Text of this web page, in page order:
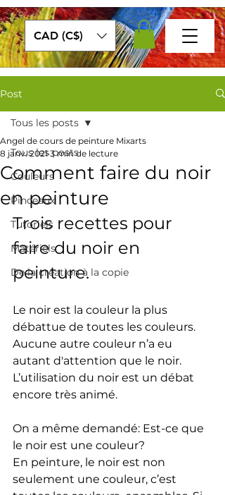
CAD (C$)
Post
Tous les posts
Couleurs
Pinceaux
Tutoriels
Matériels
De la création à la copie
Tous les posts
Comment faire du noir
en peinture
Angel de cours de peinture Mixarts
8 janv. 2021 3 min de lecture
Trois recettes pour
faire du noir en
peinture.
Le noir est la couleur la plus
débattue de toutes les couleurs.
Aucune autre couleur n’a eu
autant d'attention que le noir.
L’utilisation du noir est un débat
encore très animé.
On a même demandé: Est-ce que
le noir est une couleur?
En peinture, le noir est non
seulement une couleur, c’est